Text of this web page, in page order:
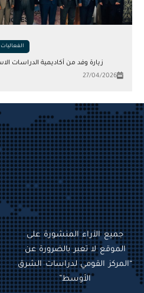
الفعاليات
زيارة وفد من أكاديمية الدراسات
27/04/2026
جميع الآراء المنشورة على
الموقع لا تعبر بالضرورة عن
“المركز القومي لدراسات الشرق
الأوسط”